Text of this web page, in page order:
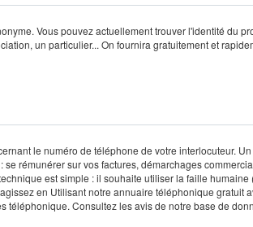
Vous pouvez actuellement trouver l'identité du
un particulier... On fournira gratuitement et
le numéro de téléphone de votre interlocuteur.
rémunérer sur vos factures, démarchages
est simple : il souhaite utiliser la faille
en Utilisant notre annuaire téléphonique gratuit
Consultez les avis de notre base de